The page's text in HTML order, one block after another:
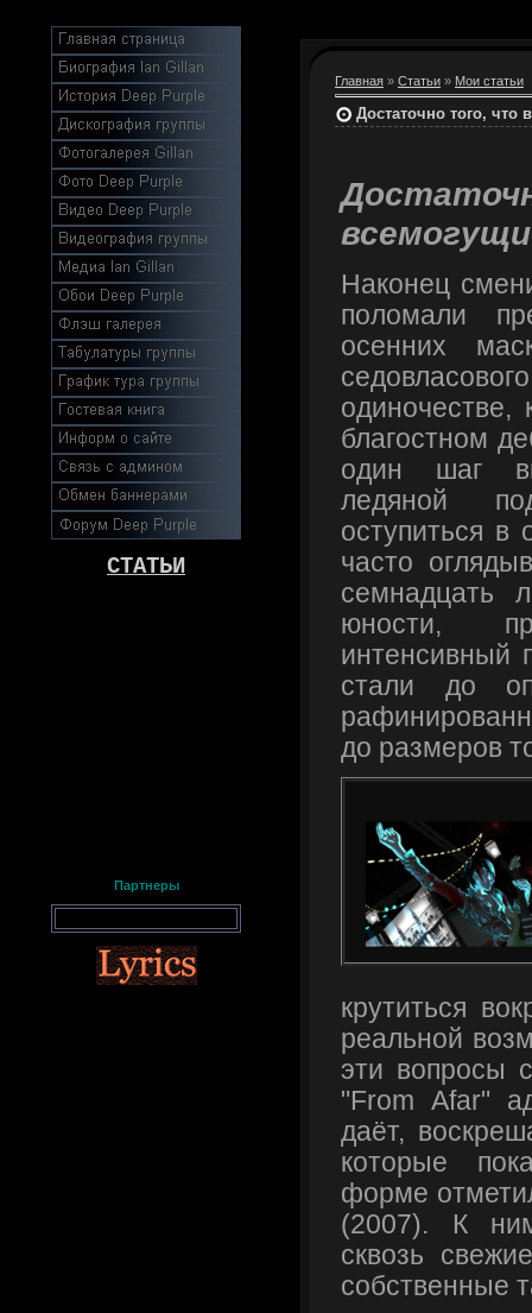
СТАТЬИ
Партнеры
Главная » Статьи » Мои статьи
Достаточно того, что
Наконец
поломали
осенних
благостном
один шаг
ледяной
оступиться
часто
семнадцать
юности,
интенсивный
стали до
до размеров
крутиться
реальной
эти вопросы
"From Afar"
даёт,
которые
форме
(2007). К
сквозь
собственные